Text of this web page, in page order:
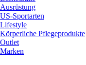
Ausrüstung
US-Sportarten
Lifestyle
Körperliche Pflegeprodukte
Outlet
Marken